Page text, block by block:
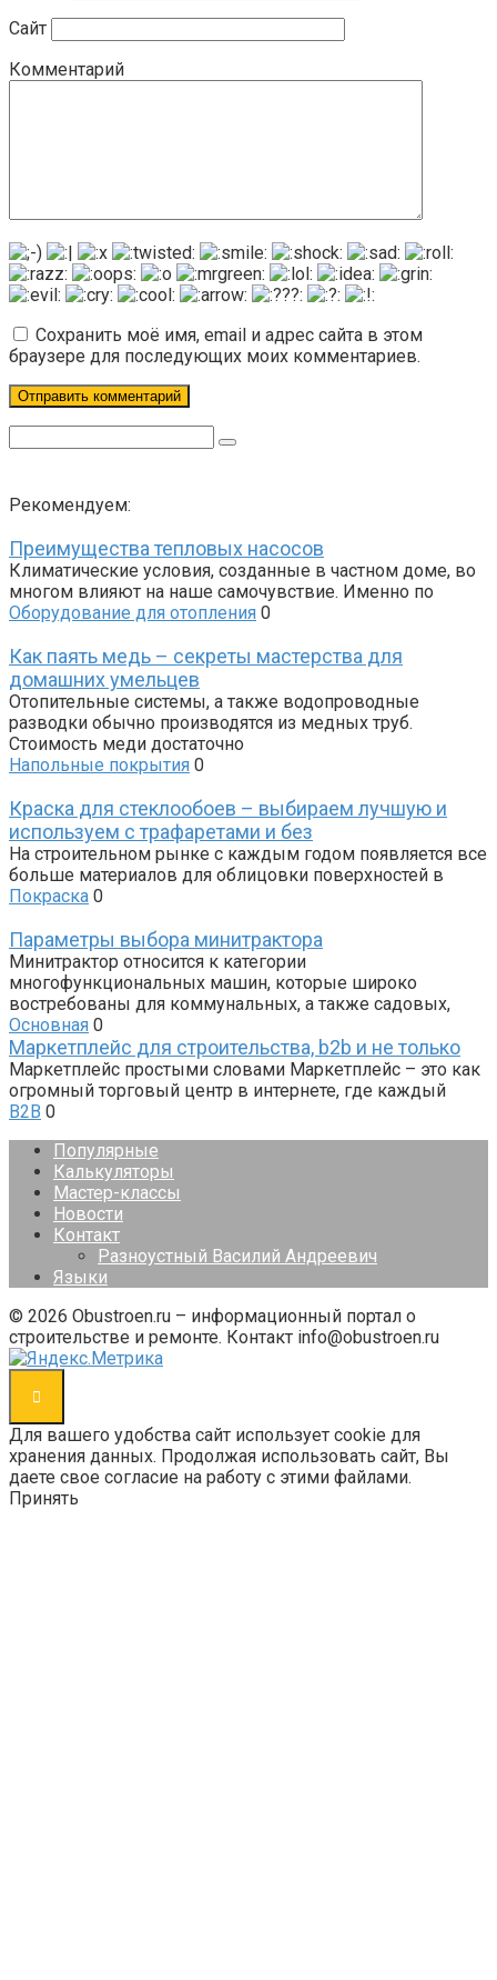
Сайт
Комментарий
Сохранить моё имя, email и адрес сайта в этом
браузере для последующих моих комментариев.
Рекомендуем:
Преимущества тепловых насосов
Климатические условия, созданные в частном доме, во
многом влияют на наше самочувствие. Именно по
Оборудование для отопления 0
Как паять медь – секреты мастерства для
домашних умельцев
Отопительные системы, а также водопроводные
разводки обычно производятся из медных труб.
Стоимость меди достаточно
Напольные покрытия 0
Краска для стеклообоев – выбираем лучшую и
используем с трафаретами и без
На строительном рынке с каждым годом появляется все
больше материалов для облицовки поверхностей в
Покраска 0
Параметры выбора минитрактора
Минитрактор относится к категории
многофункциональных машин, которые широко
востребованы для коммунальных, а также садовых,
Основная 0
Маркетплейс для строительства, b2b и не только
Маркетплейс простыми словами Маркетплейс – это как
огромный торговый центр в интернете, где каждый
B2B 0
Популярные
Калькуляторы
Мастер-классы
Новости
Контакт
Разноустный Василий Андреевич
Языки
© 2026 Obustroen.ru – информационный портал о
строительстве и ремонте. Контакт info@obustroen.ru
Для вашего удобства сайт использует cookie для
хранения данных. Продолжая использовать сайт, Вы
даете свое согласие на работу с этими файлами.
Принять